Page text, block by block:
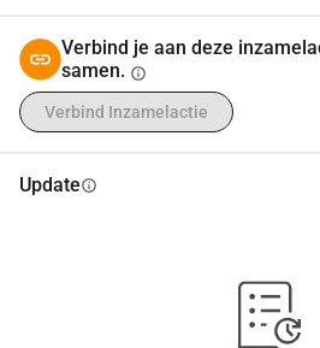
Verbind je aan deze
samen. info
Verbind Inzamelactie
Updateinfo